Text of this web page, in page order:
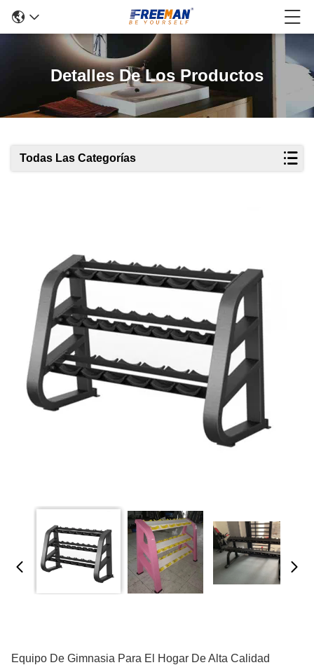
Detalles De Los Productos
Todas Las Categorías
Equipo De Gimnasia Para El Hogar De Alta Calidad